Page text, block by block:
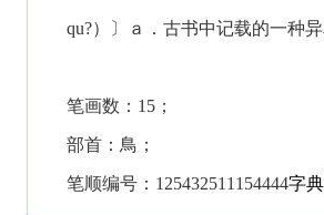
qu?）〕ａ．古书中记载的一种
笔画数：15；
部首：鳥；
笔顺编号：125432511154444字典